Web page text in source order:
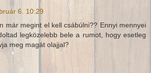
6. 10:29
már megint el kell csábúlni?? Ennyi mennyei
legközelebb bele a rumot, hogy esetleg
meg magát olajjal?